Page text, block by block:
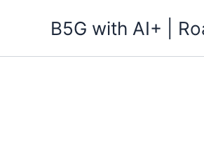
B5G with AI+ |